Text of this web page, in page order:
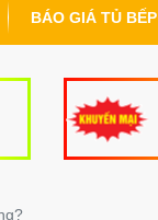
BÁO GIÁ TỦ BẾP